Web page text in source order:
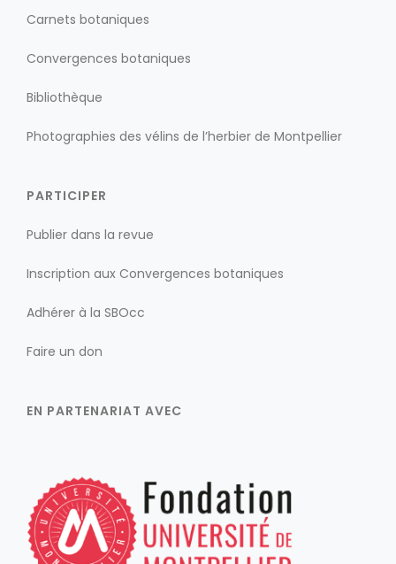
Carnets botaniques
Convergences botaniques
Bibliothèque
Photographies des vélins de l’herbier de Montpellier
PARTICIPER
Publier dans la revue
Inscription aux Convergences botaniques
Adhérer à la SBOcc
Faire un don
EN PARTENARIAT AVEC